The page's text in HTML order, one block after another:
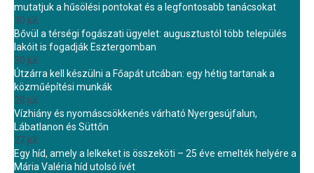
mutatjuk a hűsölési pontokat és a legfontosabb tanácsokat
30 júl.
Bővül a térségi fogászati ügyelet: augusztustól több település
lakóit is fogadják Esztergomban
30 júl.
Útzárra kell készülni a Főapát utcában: egy hétig tartanak a
közműépítési munkák
28 júl.
Vízhiány és nyomáscsökkenés várható Nyergesújfalun,
Lábatlanon és Süttőn
27 júl.
Egy híd, amely a lelkeket is összeköti – 25 éve emelték helyére a
Mária Valéria híd utolsó ívét